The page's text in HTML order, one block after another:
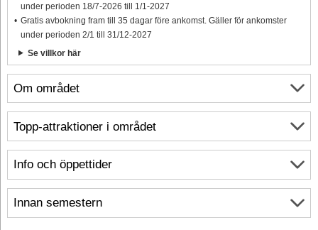
Om området
Info och öppettider
Innan semestern
under perioden 18/7-2026 till 1/1-2027
Gratis avbokning fram till 35 dagar före ankomst. Gäller för ankomster
under perioden 2/1 till 31/12-2027
Se villkor här
Topp-attraktioner i området